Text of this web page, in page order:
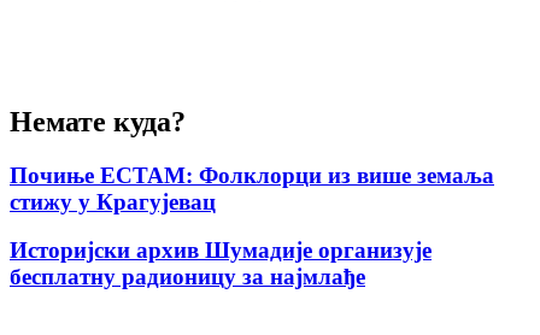
Немате куда?
Почиње ЕСТАМ: Фолклорци из више земаља
стижу у Крагујевац
Историјски архив Шумадије организује
бесплатну радионицу за најмлађе